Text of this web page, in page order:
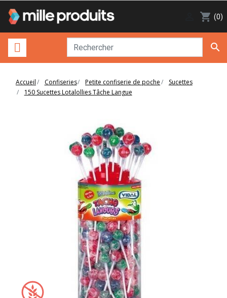
shopping_cart (0)

Accueil Confiseries Petite confiserie de poche
Sucettes
150 Sucettes Lotalollies Tâche Langue